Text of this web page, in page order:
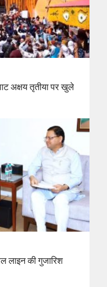
अक्षय तृतीया पर खुले
लाइन की गुजारिश